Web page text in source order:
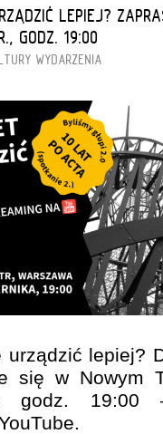
LEPIEJ?
GODZ. 19:00
WYDARZENIA
lepiej?
się w Nowym
godz. 19:00